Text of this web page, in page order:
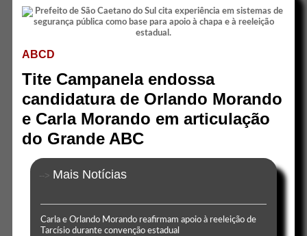
ABCD
Tite Campanela endossa
candidatura de Orlando Morando
e Carla Morando em articulação
do Grande ABC
--> Mais Notícias
Carla e Orlando Morando reafirmam apoio à reeleição de
Tarcísio durante convenção estadual